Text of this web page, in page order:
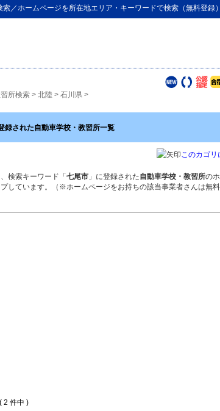
索／ホームページを所在地エリア・キーワードで検索（無料登録
所検索 > 北陸 > 石川県 >
録された自動車学校・教習所一覧
このカゴリ
検索キーワード「 七尾市 」に登録された自動車学校・教習所の
しています。（※ホームページをお持ちの該当事業者さんは無
2 件中 )